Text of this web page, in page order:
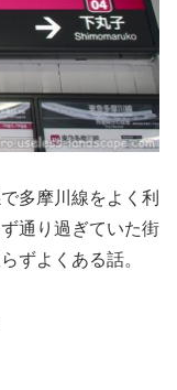
多摩川線をよく利
通り過ぎていた街
ずよくある話。